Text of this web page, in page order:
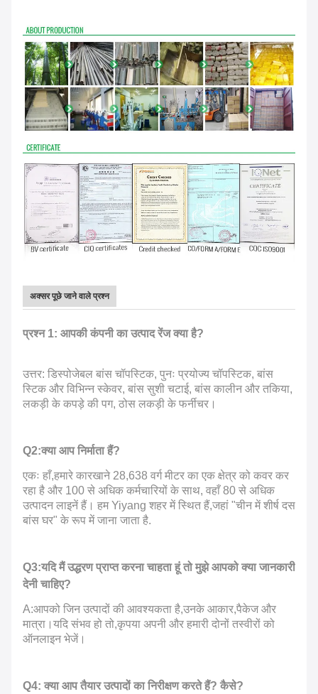
अक्सर पूछे जाने वाले प्रश्न
प्रश्न 1: आपकी कंपनी का उत्पाद रेंज क्या है?
उत्तर: डिस्पोजेबल बांस चॉपस्टिक, पुनः प्रयोज्य चॉपस्टिक, बांस
स्टिक और विभिन्न स्केवर, बांस सुशी चटाई, बांस कालीन और तकिया,
लकड़ी के कपड़े की पग, ठोस लकड़ी के फर्नीचर।
Q2:क्या आप निर्माता हैं?
एकः हाँ,हमारे कारखाने 28,638 वर्ग मीटर का एक क्षेत्र को कवर कर
रहा है और 100 से अधिक कर्मचारियों के साथ, वहाँ 80 से अधिक
उत्पादन लाइनें हैं। हम Yiyang शहर में स्थित हैं,जहां "चीन में शीर्ष दस
बांस घर" के रूप में जाना जाता है.
Q3:यदि मैं उद्धरण प्राप्त करना चाहता हूं तो मुझे आपको क्या जानकारी
देनी चाहिए?
A:आपको जिन उत्पादों की आवश्यकता है,उनके आकार,पैकेज और
मात्रा।यदि संभव हो तो,कृपया अपनी और हमारी दोनों तस्वीरों को
ऑनलाइन भेजें।
Q4: क्या आप तैयार उत्पादों का निरीक्षण करते हैं? कैसे?